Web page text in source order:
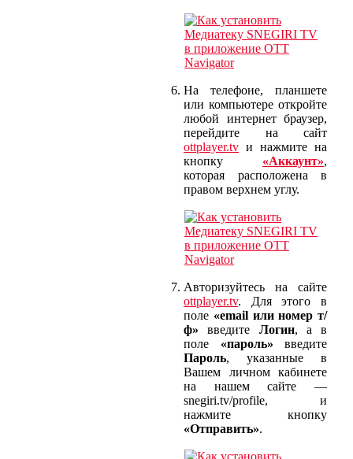
На телефоне, планшете
или компьютере откройте
любой интернет браузер,
перейдите на сайт
ottplayer.tv и нажмите на
кнопку «Аккаунт»,
которая расположена в
правом верхнем углу.
Авторизуйтесь на сайте
ottplayer.tv. Для этого в
поле «email или номер т/
ф» введите Логин, а в
поле «пароль» введите
Пароль, указанные в
Вашем личном кабинете
на нашем сайте —
snegiri.tv/profile, и
нажмите кнопку
«Отправить».